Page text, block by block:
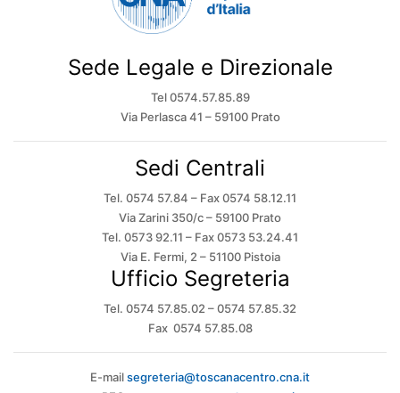
Sede Legale e Direzionale
Tel 0574.57.85.89
Via Perlasca 41 – 59100 Prato
Sedi Centrali
Tel. 0574 57.84 – Fax 0574 58.12.11
Via Zarini 350/c – 59100 Prato
Tel. 0573 92.11 – Fax 0573 53.24.41
Via E. Fermi, 2 – 51100 Pistoia
Ufficio Segreteria
Tel. 0574 57.85.02 – 0574 57.85.32
Fax 0574 57.85.08
E-mailsegreteria@toscanacentro.cna.it